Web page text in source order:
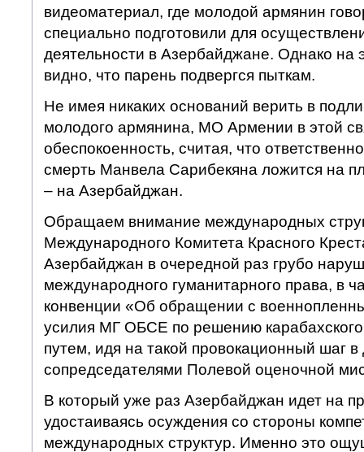
видеоматериал, где молодой армянин
специально подготовили для
деятельности в Азербайджане. Однако на
видно, что парень подвергся пыткам.
Не имея никаких оснований верить в
молодого армянина, МО Армении в этой
обеспокоенность, считая, что
смерть Манвела Сарибекяна ложится на
– на Азербайджан.
Обращаем внимание международных
Международного Комитета Красного
Азербайджан в очередной раз грубо
международного гуманитарного права, в
конвенции «Об обращении с
усилия МГ ОБСЕ по решению
путем, идя на такой провокационный шаг
сопредседателями Полевой оценочной
В который уже раз Азербайджан идет на
удостаиваясь осуждения со стороны
международных структур. Именно это